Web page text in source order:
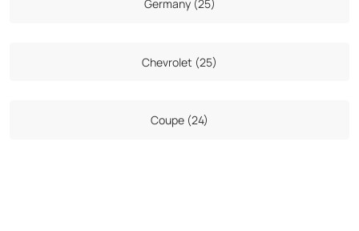
Germany (25)
Chevrolet (25)
Coupe (24)